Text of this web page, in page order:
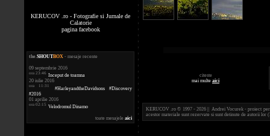
KERUCOV .ro - Fotografie si Jurnale de
Calatorie
pagina facebook
the.SHOUTBOX - mesaje recente
09 septembrie 2016
ora 23:46 Inceput de toamna
20 iulie 2016
ora 11:31
#HarleyandtheDavidsons #Discovery
#2016
01 aprilie 2016
ora 02:15 Velodromul Dinamo
toate mesajele aici
citeste
mai multe aici
KERUCOV .ro © 1997 - 2026 || Andrei Vocurek - proiect
acestor materiale sunt rezervate si sunt detinute de autorii